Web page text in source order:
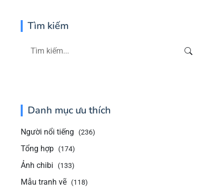
Tìm kiếm
Danh mục ưu thích
Người nổi tiếng (236)
Tổng hợp (174)
Ảnh chibi (133)
Mẫu tranh vẽ (118)